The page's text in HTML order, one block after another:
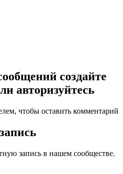
создайте
авторизуйтесь
чтобы оставить комментарий
запись в нашем сообществе.